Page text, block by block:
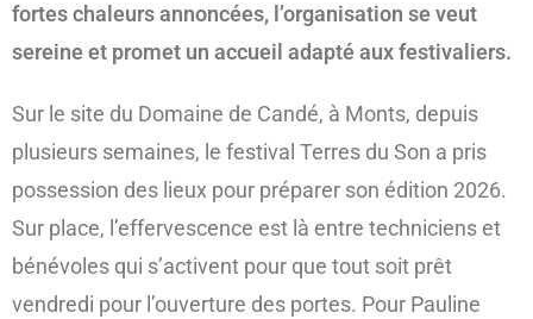
fortes chaleurs annoncées, l’organisation se veut
sereine et promet un accueil adapté aux festivaliers.
Sur le site du Domaine de Candé, à Monts, depuis
plusieurs semaines, le festival Terres du Son a pris
possession des lieux pour préparer son édition 2026.
Sur place, l’effervescence est là entre techniciens et
bénévoles qui s’activent pour que tout soit prêt
vendredi pour l’ouverture des portes. Pour Pauline